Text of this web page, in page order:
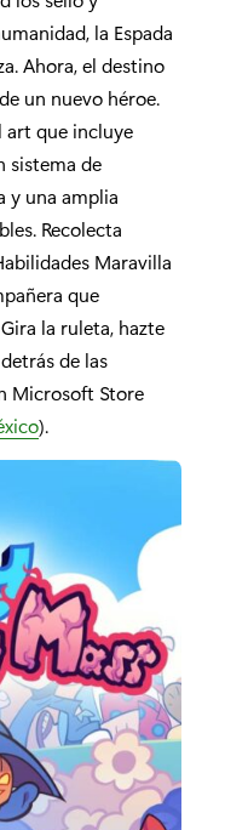
la Espada
Ahora, el destino
un nuevo héroe.
art que incluye
sistema de
y una amplia
Recolecta
Maravilla
que
la ruleta, hazte
de las
Microsoft Store
).